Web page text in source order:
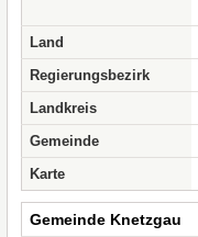
Land
Regierungsbezirk
Landkreis
Gemeinde
Karte
Gemeinde Knetzgau